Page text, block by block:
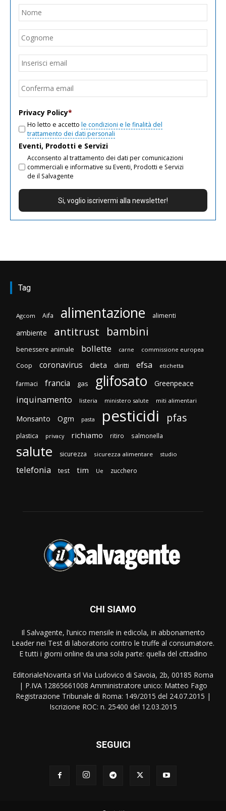
Nome
Email
Privacy Policy*
Ho letto e accetto le condizioni e le finalità del
trattamento dei dati personali
Eventi, Prodotti e Servizi
Acconsento al trattamento dei dati per comunicazioni
commerciali e informative su Eventi, Prodotti e Servizi
de il Salvagente
Tag
Agcom Aifa alimentazione alimenti
ambiente antitrust bambini
benessere animale bollette carne commissione europea
Coop coronavirus dieta diritti efsa etichetta
farmaci francia gas glifosato Greenpeace
inquinamento listeria ministero salute miti alimentari
Monsanto Ogm pasta pesticidi pfas
plastica privacy richiamo ritiro salmonella
salute sicurezza sicurezza alimentare studio
telefonia test tim Ue zucchero
CHI SIAMO
Il Salvagente, l’unico mensile in edicola, in abbonamento
Leader nei Test di laboratorio contro le truffe al consumatore.
E tutti i giorni online da una sola parte: quella del cittadino
EditorialeNovanta srl Via Ludovico di Savoia, 2b, 00185 Roma
| P.IVA 12865661008 Amministratore unico: Matteo Fago
Registrazione Tribunale di Roma: 149/2015 del 24.07.2015 |
Iscrizione ROC: n. 25400 del 12.03.2015
SEGUICI